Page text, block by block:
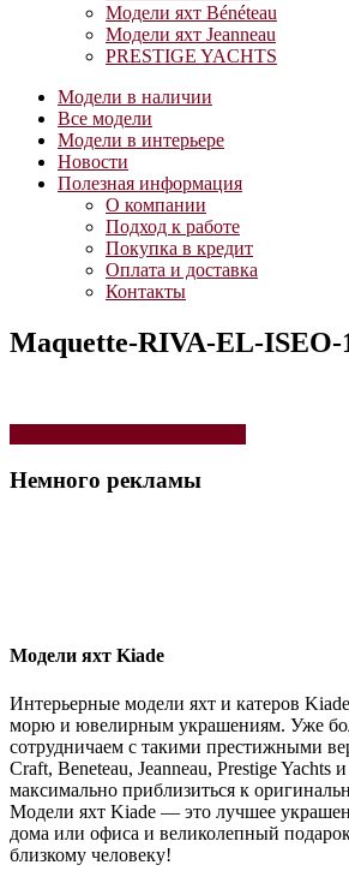
Модели яхт Bénéteau
Модели яхт Jeanneau
PRESTIGE YACHTS
Модели в наличии
Все модели
Модели в интерьере
Новости
Полезная информация
О компании
Подход к работе
Покупка в кредит
Оплата и доставка
Контакты
Maquette-RIVA-EL-ISEO-
Навигация
по
записям
Немного рекламы
Модели яхт Kiade
Интерьерные модели яхт и катеров
морю и ювелирным украшениям. Уже
сотрудничаем с такими престижными
Craft, Beneteau, Jeanneau, Prestige Yachts
максимально приблизиться к
Модели яхт Kiade — это лучшее
дома или офиса и великолепный
близкому человеку!